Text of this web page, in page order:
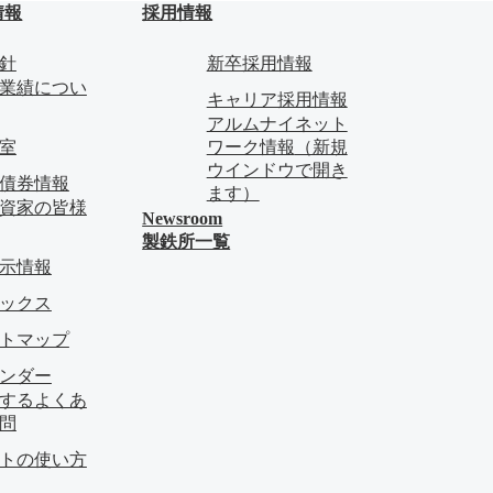
報
績につい
券情報
家の皆様
情報
クス
マップ
ダー
るよくあ
の使い方
採用情報
新卒採用情報
キャリア採用情報
アルムナイネット
ワーク情報 （新規
ウインドウで開き
ます）
Newsroom
製鉄所一覧